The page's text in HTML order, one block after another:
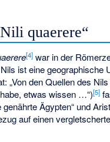
quaerere“
[4] war in der
ist eine
„Von den Quellen des
etwas wissen …“)[5]
Ägypten“ und
auf einen